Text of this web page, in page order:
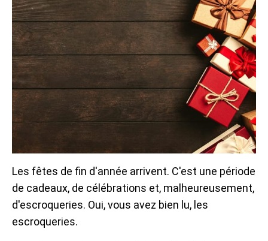
Les fêtes de fin d'année arrivent. C'est une période
de cadeaux, de célébrations et, malheureusement,
d'escroqueries. Oui, vous avez bien lu, les
escroqueries.